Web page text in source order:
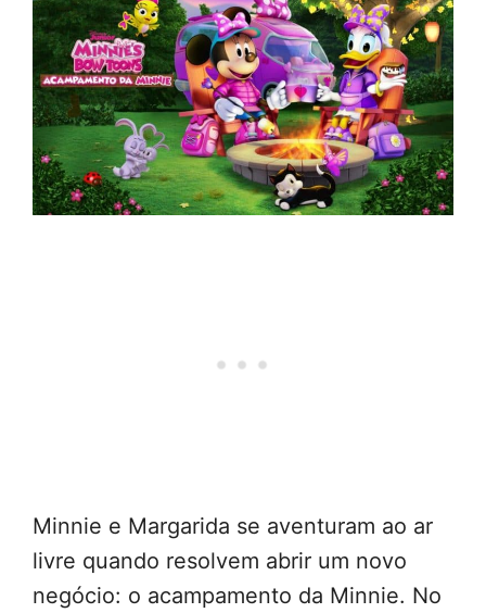
Minnie e Margarida se aventuram ao ar
livre quando resolvem abrir um novo
negócio: o acampamento da Minnie. No